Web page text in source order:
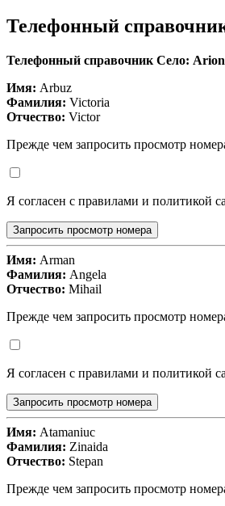
Телефонный
Телефонный справочник Село:
Имя: Arbuz
Фамилия: Victoria
Отчество: Victor
Прежде чем запросить просмотр
Я согласен с правилами и политикой
Запросить просмотр номера
Имя: Arman
Фамилия: Angela
Отчество: Mihail
Прежде чем запросить просмотр
Я согласен с правилами и политикой
Запросить просмотр номера
Имя: Atamaniuc
Фамилия: Zinaida
Отчество: Stepan
Прежде чем запросить просмотр